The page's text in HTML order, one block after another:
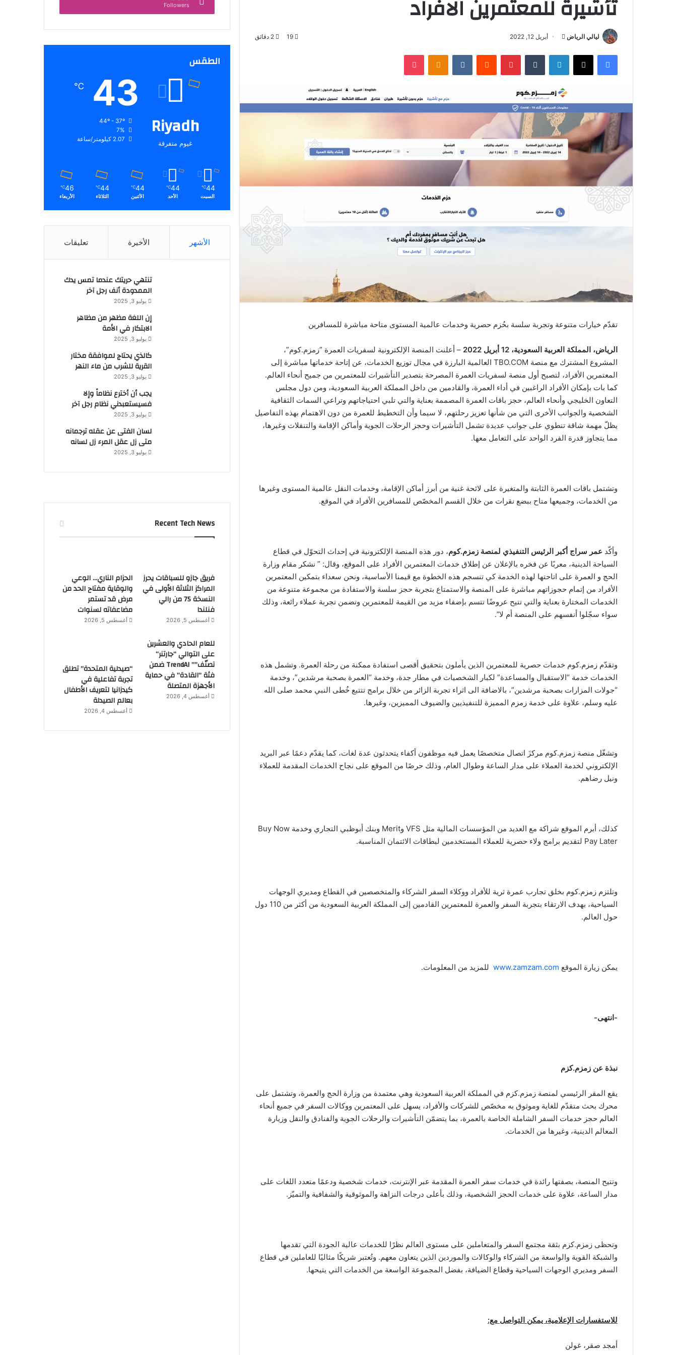
تأشيرة للمعتمرين الافراد
ليالي الرياض
س
ر
ي
د
ا
إ
و
ن
أبريل 12, 2022 19
فيسبوك لينكدإن بينتيريست
تقدّم خيارات متنوعة وتجربة سلسة بحُزم حصرية وخدمات عالمية المستوى متاحة مباشرة للمسافرين
الرياض، المملكة العربية السعودية، 12 أبريل 2022
– أعلنت المنصة الإلكترونية لسفريات العمرة “زمزم.كوم”،
المشروع المشترك مع منصة TBO.COM العالمية البارزة في مجال توزيع الخدمات، عن إتاحة خدماتها مباشرة إلى
المعتمرين الأفراد، لتصبح أول منصة لسفريات العمرة المصرحة بتصدير التأشيرات للمعتمرين من جميح أنحاء العالم.
كما بات بإمكان الأفراد الراغبين في أداء العمرة، والقادمين من داخل المملكة العربية السعودية، ومن دول مجلس
التعاون الخليجي وأنحاء العالم، حجز باقات العمرة المصممة بعناية والتي تلبي احتياجاتهم وتراعي السمات الثقافية
الشخصية والجوانب الأخرى التي من شأنها تعزيز رحلتهم، لا سيما وأن التخطيط للعمرة من دون الاهتمام بهذه التفاصيل
يظلّ مهمة شاقة تنطوي على جوانب عديدة تشمل التأشيرات وحجز الرحلات الجوية وأماكن الإقامة والتنقلات وغيرها،
مما يتجاوز قدرة الفرد الواحد على التعامل معها.
وتشتمل باقات العمرة الثابتة والمتغيرة على لائحة غنية من أبرز أماكن الإقامة، وخدمات النقل عالمية المستوى وغيرها
من الخدمات، وجميعها متاح ببضع نقرات من خلال القسم المخصّص للمسافرين الأفراد في الموقع.
وأكّد عمر سراج أكبر الرئيس التنفيذي لمنصة زمزم.كوم، دور هذه المنصة الإلكترونية في إحداث التحوّل في قطاع
السياحة الدينية، معربًا عن فخره بالإعلان عن إطلاق خدمات المعتمرين الأفراد على الموقع، وقال: ” نشكر مقام وزارة
الحج و العمرة على اتاحتها لهذه الخدمة كي تنسجم هذه الخطوة مع قيمنا الأساسية، ونحن سعداء بتمكين المعتمرين
الأفراد من إتمام حجوزاتهم مباشرة على المنصة والاستمتاع بتجربة حجز سلسة والاستفادة من مجموعة متنوعة من
الخدمات المختارة بعناية والتي تتيح عروضًا تتسم بإضفاء مزيد من القيمة للمعتمرين وتضمن تجربة عملاء رائعة، وذلك
سواء سجّلوا أنفسهم على المنصة أم لا”.
وتقدّم زمزم.كوم خدمات حصرية للمعتمرين الذين يأملون بتحقيق أقصى استفادة ممكنة من رحلة العمرة. وتشمل هذه
الخدمات خدمة “الاستقبال والمساعدة” لكبار الشخصيات في مطار جدة، وخدمة “العمرة بصحبة مرشدين”، وخدمة
“جولات المزارات بصحبة مرشدين”، بالاضافة الى اثراء تجربة الزائر من خلال برامج تتتبع خُطى النبي محمد صلى الله
عليه وسلم، علاوة على خدمة زمزم المميزة للتنفيذيين والضيوف المميزين، وغيرها.
وتشغّل منصة زمزم.كوم مركزَ اتصال متخصصًا يعمل فيه موظفون أكفاء يتحدثون عدة لغات، كما يقدّم دعمًا عبر البريد
الإلكتروني لخدمة العملاء على مدار الساعة وطوال العام، وذلك حرصًا من الموقع على نجاح الخدمات المقدمة للعملاء
ونيل رضاهم.
كذلك، أبرم الموقع شراكة مع العديد من المؤسسات المالية مثل VFS وMerit وبنك أبوظبي التجاري وخدمة Buy Now
Pay Later لتقديم برامج ولاء حصرية للعملاء المستخدمين لبطاقات الائتمان المناسبة.
وتلتزم زمزم.كوم بخلق تجارب عمرة ثرية للأفراد ووكلاء السفر الشركاء والمتخصصين في القطاع ومديري الوجهات
السياحية، بهدف الارتقاء بتجربة السفر والعمرة للمعتمرين القادمين إلى المملكة العربية السعودية من أكثر من 110 دول
حول العالم.
يمكن زيارة الموقع www.zamzam.com للمزيد من المعلومات.
-انتهى-
نبذة عن زمزم.كزم
يقع المقر الرئيسي لمنصة زمزم.كزم في المملكة العربية السعودية وهي معتمدة من وزارة الحج والعمرة، وتشتمل على
محرك بحث متقدّم للغاية وموثوق به مخصّص للشركات والأفراد، يسهل على المعتمرين ووكالات السفر في جميع أنحاء
العالم حجز خدمات السفر الشاملة الخاصة بالعمرة، بما يتضمّن التأشيرات والرحلات الجوية والفنادق والنقل وزيارة
المعالم الدينية، وغيرها من الخدمات.
وتتيح المنصة، بصفتها رائدة في خدمات سفر العمرة المقدمة عبر الإنترنت، خدمات شخصية ودعمًا متعدد اللغات على
مدار الساعة، علاوة على خدمات الحجز الشخصية، وذلك بأعلى درجات النزاهة والموثوقية والشفافية والتميّز.
وتحظى زمزم.كزم بثقة مجتمع السفر والمتعاملين على مستوى العالم نظرًا للخدمات عالية الجودة التي تقدمها
والشبكة القوية والواسعة من الشركاء والوكالات والموردين الذين يتعاون معهم. وتُعتبر شريكًا مثاليًا للعاملين في قطاع
السفر ومديري الوجهات السياحية وقطاع الضيافة، بفضل المجموعة الواسعة من الخدمات التي يتيحها.
للاستفسارات الإعلامية، يمكن التواصل مع:
أمجد صقر، غولن
Followers
الطقس
Riyadh
غيوم متفرقة
43
℃
7%
2.07 كيلومتر/ساعة
44
℃
السبت
44
℃
الأحد
44
℃
الأثنين
44
℃
الثلاثاء
46
℃
الأربعاء
الأشهر الأخيرة تعليقات
تنتهي حريتك عندما تمس يدك
الممدودة أنف رجل آخر
يوليو 3, 2025
إن اللغة مظهر من مظاهر
الابتكار في الأمة
يوليو 3, 2025
كالذي يحتاج لموافقة مختار
القرية للشرب من ماء النهر
يوليو 3, 2025
يجب أن أخترع نظاماً وإلا
فسيستعبدني نظام رجل آخر
يوليو 3, 2025
لسان الفتى عن عقله ترجمانه
متى زل عقل المرء زل لسانه
يوليو 3, 2025
Recent Tech News
فريق جازو للسباقات يحرز
المراكز الثلاثة الأولى في
النسخة 75 من رالي
فنلندا
أغسطس 5, 2026
الحزام الناري… الوعي
والوقاية مفتاح الحد من
مرض قد تستمر
مضاعفاته لسنوات
أغسطس 5, 2026
للعام الحادي والعشرين
على التوالي “جارتنر”
تصنّف”” TrendAI ضمن
فئة “القادة” في حماية
الأجهزة المتصلة
أغسطس 4, 2026
“صيدلية المتحدة” تطلق
تجربة تفاعلية في
كيدزانيا لتعريف الأطفال
بعالم الصيدلة
أغسطس 4, 2026